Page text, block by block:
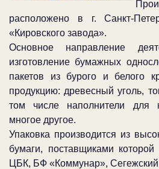
расположено в г. Санкт-
«Кировского завода».
Основное направление
изготовление бумажных
пакетов из бурого и белого
продукцию: древесный уголь,
том числе наполнители для
многое другое.
Упаковка производится из
бумаги, поставщиками которой
ЦБК, БФ «Коммунар»,